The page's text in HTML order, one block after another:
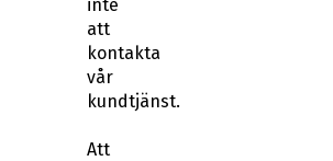
inte
att
kontakta
vår
kundtjänst.
Att